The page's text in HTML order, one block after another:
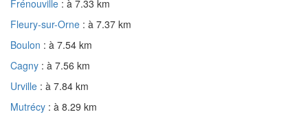
Frénouville : à 7.33 km
Fleury-sur-Orne : à 7.37 km
Boulon : à 7.54 km
Cagny : à 7.56 km
Urville : à 7.84 km
Mutrécy : à 8.29 km